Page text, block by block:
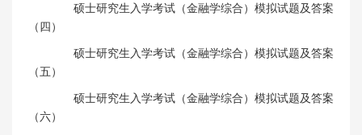
硕士研究生入学考试（金融学综合）模拟试题及答案
（四）
硕士研究生入学考试（金融学综合）模拟试题及答案
（五）
硕士研究生入学考试（金融学综合）模拟试题及答案
（六）